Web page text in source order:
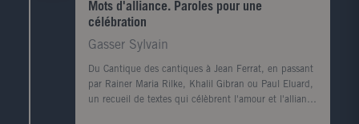
Mots d'alliance. Paroles pour une
célébration
Gasser Sylvain
Du Cantique des cantiques à Jean Ferrat, en passant
par Rainer Maria Rilke, Khalil Gibran ou Paul Eluard,
un recueil de textes qui célèbrent l'amour et l'alliance